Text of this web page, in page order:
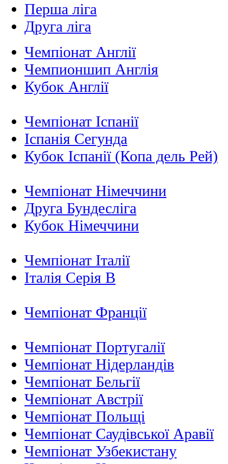
Перша ліга
Друга ліга
Чемпіонат Англії
Чемпионшип Англія
Кубок Англії
Чемпіонат Іспанії
Іспанія Сегунда
Кубок Іспанії (Копа дель Рей)
Чемпіонат Німеччини
Друга Бундесліга
Кубок Німеччини
Чемпіонат Італії
Італія Серія B
Чемпіонат Франції
Чемпіонат Португалії
Чемпіонат Нідерландiв
Чемпіонат Бельгії
Чемпіонат Австрії
Чемпіонат Польщі
Чемпіонат Саудівської Аравії
Чемпіонат Узбекистану